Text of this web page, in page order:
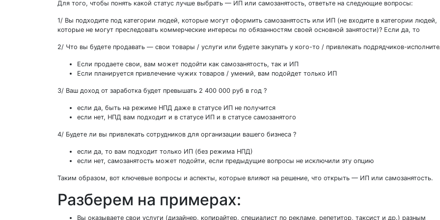
Для того, чтобы понять какой статус лучше выбрать — ИП или самозанятость, ответьте на следующие вопросы:
1/ Вы подходите под категории людей, которые могут оформить самозанятость или ИП (не входите в категории людей,
которые не могут преследовать коммерческие интересы по обязанностям своей основной занятости)? Если да, то
2/ Что вы будете продавать — свои товары / услуги или будете закупать у кого-то / привлекать подрядчиков-
Если продаете свои, вам может подойти как самозанятость, так и ИП
Если планируется привлечение чужих товаров / умений, вам подойдет только ИП
3/ Ваш доход от заработка будет превышать 2 400 000 руб в год ?
если да, быть на режиме НПД даже в статусе ИП не получится
если нет, НПД вам подходит и в статусе ИП и в статусе самозанятого
4/ Будете ли вы привлекать сотрудников для организации вашего бизнеса ?
если да, то вам подходит только ИП (без режима НПД)
если нет, самозанятость может подойти, если предыдущие вопросы не исключили эту опцию
Таким образом, вот ключевые вопросы и аспекты, которые влияют на решение, что открыть — ИП или самозанятость.
Разберем на примерах:
Вы оказываете свои услуги (дизайнер, копирайтер, специалист по рекламе, репетитор, таксист и др.) разным